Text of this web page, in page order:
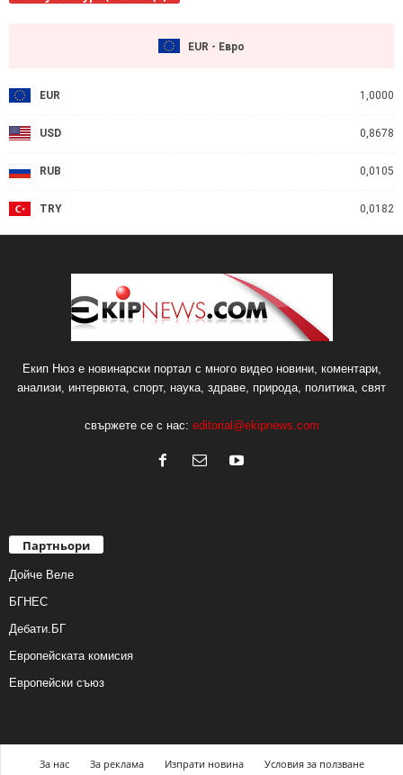
EUR - Евро
EUR 1,0000
USD 0,8678
RUB 0,0105
TRY 0,0182
Екип Нюз е новинарски портал с много видео новини, коментари,
анализи, интервюта, спорт, наука, здраве, природа, политика, свят
свържете се с нас: editorial@ekipnews.com
Партньори
Дойче Веле
БГНЕС
Дебати.БГ
Европейската комисия
Европейски съюз
За нас За реклама Изпрати новина Условия за ползване